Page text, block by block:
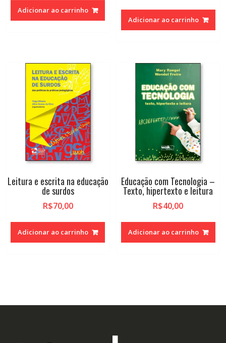
Adicionar ao carrinho
Adicionar ao carrinho
Leitura e escrita na educação
de surdos
R$70,00
Adicionar ao carrinho
Educação com Tecnologia –
Texto, hipertexto e leitura
R$40,00
Adicionar ao carrinho